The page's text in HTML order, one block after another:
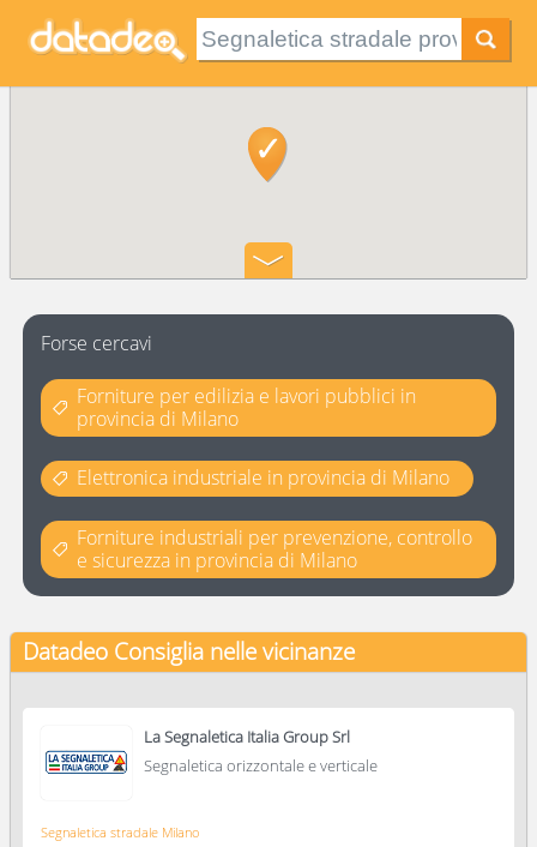
Forse cercavi
Forniture per edilizia e lavori pubblici in
provincia di Milano
Elettronica industriale in provincia di Milano
Forniture industriali per prevenzione, controllo
e sicurezza in provincia di Milano
Datadeo Consiglia nelle vicinanze
La Segnaletica Italia Group Srl
Segnaletica orizzontale e verticale
Segnaletica stradale Milano